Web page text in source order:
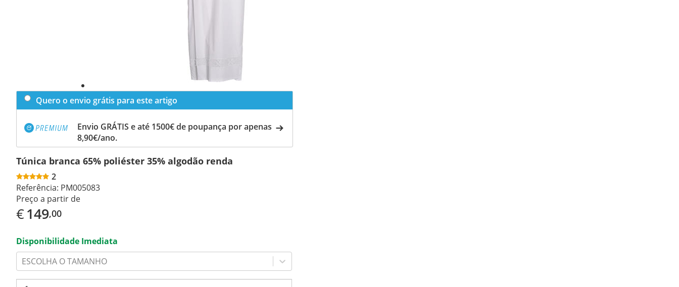
Quero o envio grátis para este artigo
Envio GRÁTIS e até 1500€ de poupança por apenas
8,90€/ano.
Túnica branca 65% poliéster 35% algodão renda
2
Referência: PM005083
Preço a partir de
€149,00
Disponibilidade Imediata
ESCOLHA O TAMANHO